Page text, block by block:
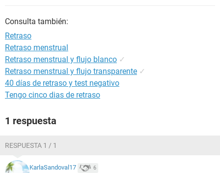
Consulta también:
Retraso
Retraso menstrual
Retraso menstrual y flujo blanco ✓
Retraso menstrual y flujo transparente ✓
40 días de retraso y test negativo
Tengo cinco dias de retraso
1 respuesta
RESPUESTA 1 / 1
KarlaSandoval17 6